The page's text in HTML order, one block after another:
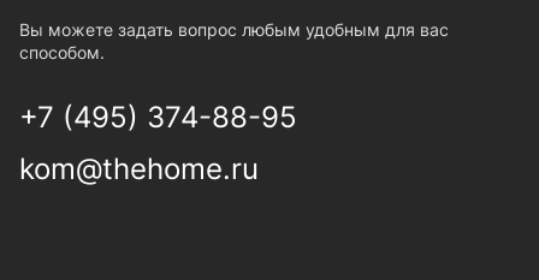
Вы можете задать вопрос любым удобным для вас
способом.
+7 (495) 374-88-95
kom@thehome.ru